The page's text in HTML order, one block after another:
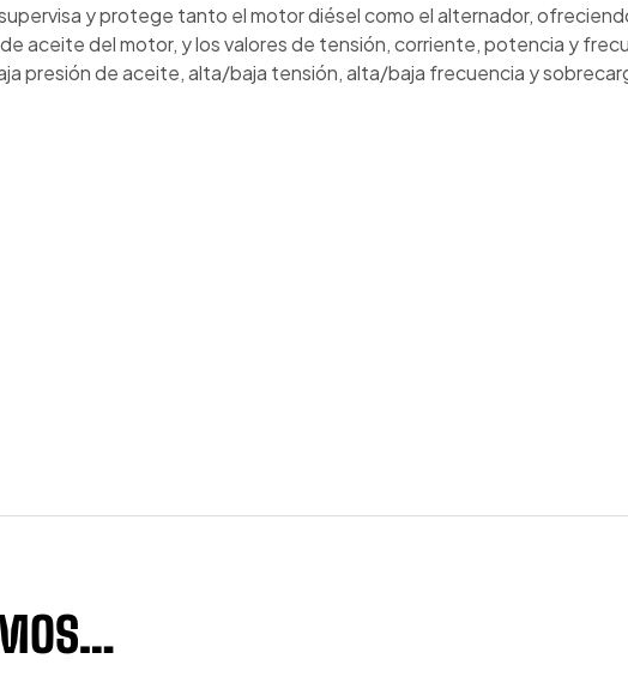
y protege tanto el motor diésel como el alternador,
aceite del motor, y los valores de tensión, corriente, potencia y
presión de aceite, alta/baja tensión, alta/baja frecuencia y